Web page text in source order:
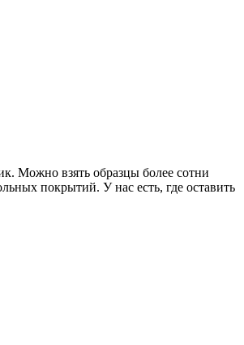
Можно взять образцы более сотни
покрытий. У нас есть, где оставить